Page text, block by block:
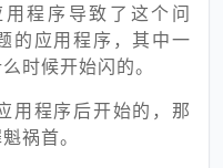
程序导致了这个问
的应用程序，其中一
时候开始闪的。
用程序后开始的，那
祸首。